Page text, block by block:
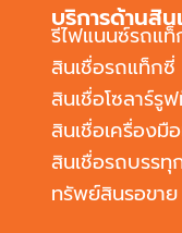
บริการด้านสิน
รีไฟแนนซ์รถแ
สินเชื่อรถแท็กซี่
สินเชื่อโซลาร์รู
สินเชื่อเครื่องมื
สินเชื่อรถบรรทุ
ทรัพย์สินรอขาย